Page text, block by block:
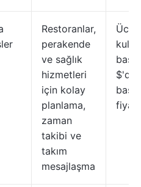
Restoranlar,
perakende
ve sağlık
hizmetleri
için kolay
planlama,
zaman
takibi ve
takım
mesajlaşma
$'dan